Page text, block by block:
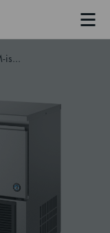
IM-45CNE-HC IM-ismaskin med innebygget binge